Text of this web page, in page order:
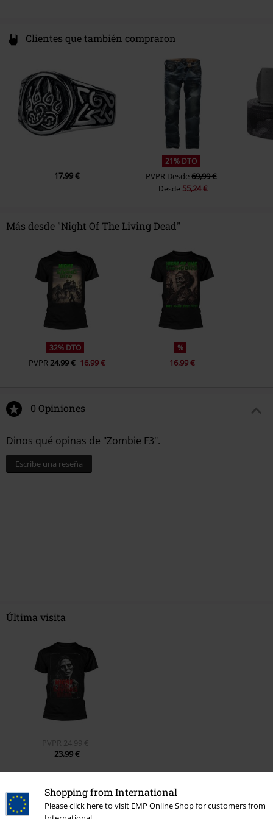
Shopping from International
Please click here to visit EMP Online Shop for customers from
Clientes que también compraron
17,99 €
21% DTO
PVPR Desde69,99 €
Desde 55,24 €
Más desde "Night Of The Living Dead"
32% DTO
PVPR24,99 € 16,99 €
%
16,99 €
0 Opiniones
Dinos qué opinas de "Zombie F3".
Escribe una reseña
Última visita
PVPR 24,99 €
23,99 €
Más categorías. Más opciones